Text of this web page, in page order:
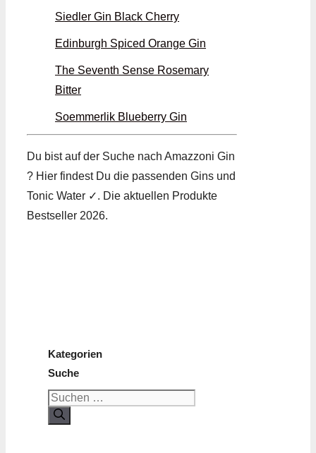
Siedler Gin Black Cherry
Edinburgh Spiced Orange Gin
The Seventh Sense Rosemary
Bitter
Soemmerlik Blueberry Gin
Du bist auf der Suche nach Amazzoni Gin
? Hier findest Du die passenden Gins und
Tonic Water ✓. Die aktuellen Produkte
Bestseller 2026.
Kategorien
Suche
Suchen
nach: